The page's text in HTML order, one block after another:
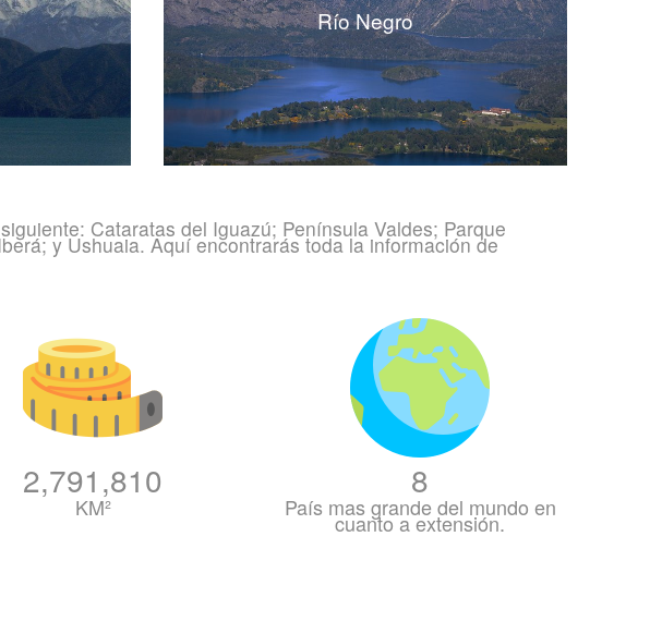
Río Negro
Cataratas del Iguazú; Península Valdes; Parque
y Ushuaia. Aquí encontrarás toda la información de
2,791,810
KM²
8
País mas grande del mundo en
cuanto a extensión.